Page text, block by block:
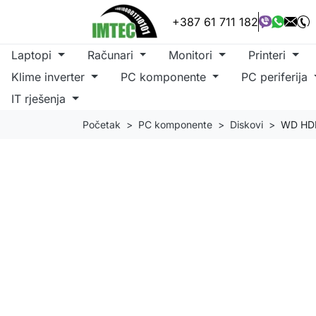
+387 61 711 182
Laptopi Računari Monitori
Printeri
Klime inverter
PC komponente
PC periferija
IT rješenja
Početak PC komponente Diskovi WD